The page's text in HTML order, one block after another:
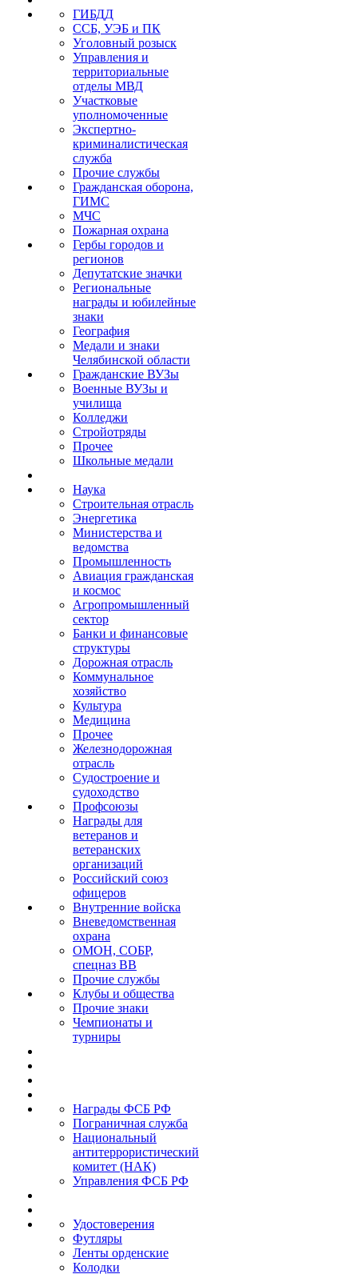
ГИБДД
ССБ, УЭБ и ПК
Уголовный розыск
Управления и
территориальные
отделы МВД
Участковые
уполномоченные
Экспертно-
криминалистическая
служба
Прочие службы
Гражданская оборона,
ГИМС
МЧС
Пожарная охрана
Гербы городов и
регионов
Депутатские значки
Региональные
награды и юбилейные
знаки
География
Медали и знаки
Челябинской области
Гражданские ВУЗы
Военные ВУЗы и
училища
Колледжи
Стройотряды
Прочее
Школьные медали
Наука
Строительная отрасль
Энергетика
Министерства и
ведомства
Промышленность
Авиация гражданская
и космос
Агропромышленный
сектор
Банки и финансовые
структуры
Дорожная отрасль
Коммунальное
хозяйство
Культура
Медицина
Прочее
Железнодорожная
отрасль
Судостроение и
судоходство
Профсоюзы
Награды для
ветеранов и
ветеранских
организаций
Российский союз
офицеров
Внутренние войска
Вневедомственная
охрана
ОМОН, СОБР,
спецназ ВВ
Прочие службы
Клубы и общества
Прочие знаки
Чемпионаты и
турниры
Награды ФСБ РФ
Пограничная служба
Национальный
антитеррористический
комитет (НАК)
Управления ФСБ РФ
Удостоверения
Футляры
Ленты орденские
Колодки